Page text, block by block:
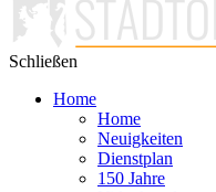
Schließen
Home
Home
Neuigkeiten
Dienstplan
150 Jahre